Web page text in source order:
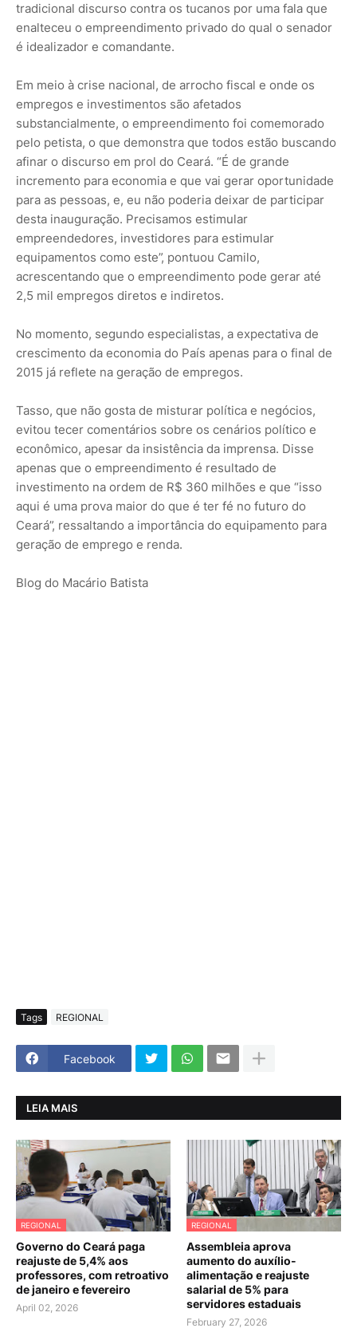
tradicional discurso contra os tucanos por uma fala que
enalteceu o empreendimento privado do qual o senador
é idealizador e comandante.
Em meio à crise nacional, de arrocho fiscal e onde os
empregos e investimentos são afetados
substancialmente, o empreendimento foi comemorado
pelo petista, o que demonstra que todos estão buscando
afinar o discurso em prol do Ceará. “É de grande
incremento para economia e que vai gerar oportunidade
para as pessoas, e, eu não poderia deixar de participar
desta inauguração. Precisamos estimular
empreendedores, investidores para estimular
equipamentos como este”, pontuou Camilo,
acrescentando que o empreendimento pode gerar até
2,5 mil empregos diretos e indiretos.
No momento, segundo especialistas, a expectativa de
crescimento da economia do País apenas para o final de
2015 já reflete na geração de empregos.
Tasso, que não gosta de misturar política e negócios,
evitou tecer comentários sobre os cenários político e
econômico, apesar da insistência da imprensa. Disse
apenas que o empreendimento é resultado de
investimento na ordem de R$ 360 milhões e que “isso
aqui é uma prova maior do que é ter fé no futuro do
Ceará”, ressaltando a importância do equipamento para
geração de emprego e renda.
Blog do Macário Batista
Tags REGIONAL
Facebook
LEIA MAIS
REGIONAL
Governo do Ceará paga
reajuste de 5,4% aos
professores, com retroativo
de janeiro e fevereiro
April 02, 2026
REGIONAL
Assembleia aprova
aumento do auxílio-
alimentação e reajuste
salarial de 5% para
servidores estaduais
February 27, 2026